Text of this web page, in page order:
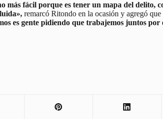
más fácil porque es tener un mapa del delito,
remarcó Ritondo en la ocasión y agregó que
es gente pidiendo que trabajemos juntos por